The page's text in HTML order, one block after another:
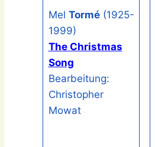
Mel Tormé(1925-
1999)
The Christmas
Song
Bearbeitung:
Christopher
Mowat